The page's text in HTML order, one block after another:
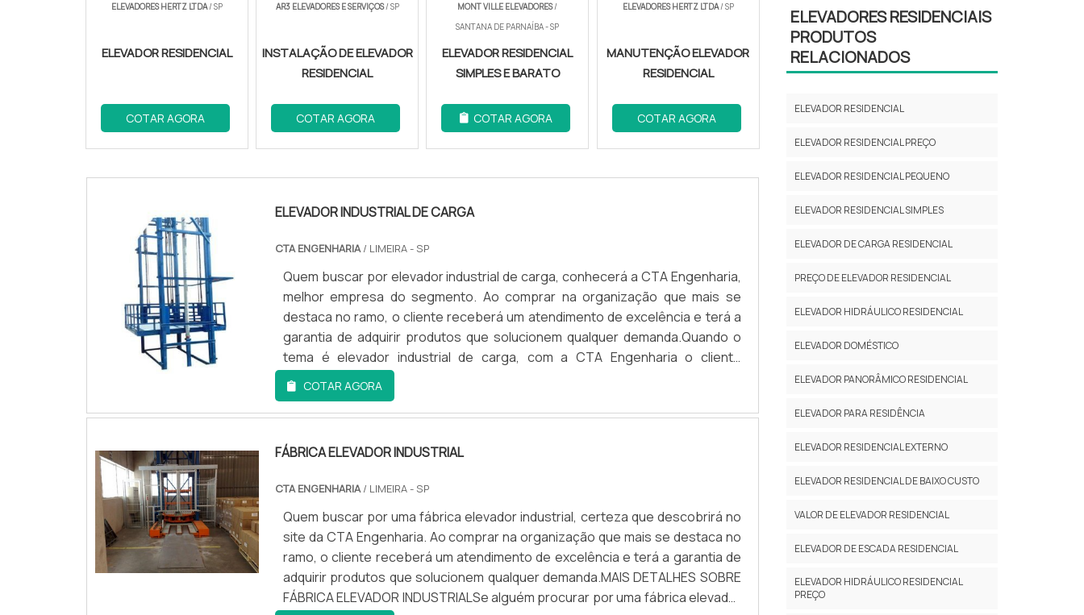
ELEVADORES HERTZ LTDA/ SP
ELEVADOR RESIDENCIAL
COTAR AGORA
AR3 ELEVADORES E SERVIÇOS/ SP
INSTALAÇÃO DE ELEVADOR
RESIDENCIAL
COTAR AGORA
MONT VILLE ELEVADORES/
SANTANA DE PARNAÍBA - SP
ELEVADOR RESIDENCIAL
SIMPLES E BARATO
COTAR AGORA
ELEVADORES HERTZ LTDA/ SP
MANUTENÇÃO ELEVADOR
RESIDENCIAL
COTAR AGORA
ELEVADOR INDUSTRIAL DE CARGA
CTA ENGENHARIA/ LIMEIRA - SP
Quem buscar por elevador industrial de carga, conhecerá a CTA Engenharia,
melhor empresa do segmento. Ao comprar na organização que mais se
destaca no ramo, o cliente receberá um atendimento de excelência e terá a
garantia de adquirir produtos que solucionem qualquer demanda.Quando o
tema é elevador industrial de carga, com a CTA Engenharia o cliente
encontrará assertividade e comprometimento com o resultado final.MAIS
SOBRE ELEVADOR INDUSTRIAL DE CARGAA CTA Engenharia objetiva sua
energia em produzir uma estrutura aos clientes com escritório de alta
geração, tudo isso para oferecer elevador industrial de carga com ótima
competência, excelência e destaque em sua área de atuação. A CTA
Engenharia se mostra referência por ter: Colaboradores eficientes;
Atendimento personalizado; Investimento constante em tecnologia;
Rigoroso controle de qualidade.Sem trocar o foco sobre elevador industrial
de carga, deve-se descartar empresas que não tenham produtos e serviços
com ótima qualidade e proteção, detalhes primordiais que são deixados de
COTAR AGORA
FÁBRICA ELEVADOR INDUSTRIAL
CTA ENGENHARIA/ LIMEIRA - SP
Quem buscar por uma fábrica elevador industrial, certeza que descobrirá no
site da CTA Engenharia. Ao comprar na organização que mais se destaca no
ramo, o cliente receberá um atendimento de excelência e terá a garantia de
adquirir produtos que solucionem qualquer demanda.MAIS DETALHES SOBRE
FÁBRICA ELEVADOR INDUSTRIALSe alguém procurar por uma fábrica elevador
ELEVADORES RESIDENCIAIS
PRODUTOS
RELACIONADOS
ELEVADOR RESIDENCIAL
ELEVADOR RESIDENCIAL PREÇO
ELEVADOR RESIDENCIAL PEQUENO
ELEVADOR RESIDENCIAL SIMPLES
ELEVADOR DE CARGA RESIDENCIAL
PREÇO DE ELEVADOR RESIDENCIAL
ELEVADOR HIDRÁULICO RESIDENCIAL
ELEVADOR DOMÉSTICO
ELEVADOR PANORÂMICO RESIDENCIAL
ELEVADOR PARA RESIDÊNCIA
ELEVADOR RESIDENCIAL EXTERNO
ELEVADOR RESIDENCIAL DE BAIXO CUSTO
VALOR DE ELEVADOR RESIDENCIAL
ELEVADOR DE ESCADA RESIDENCIAL
ELEVADOR HIDRÁULICO RESIDENCIAL
PREÇO